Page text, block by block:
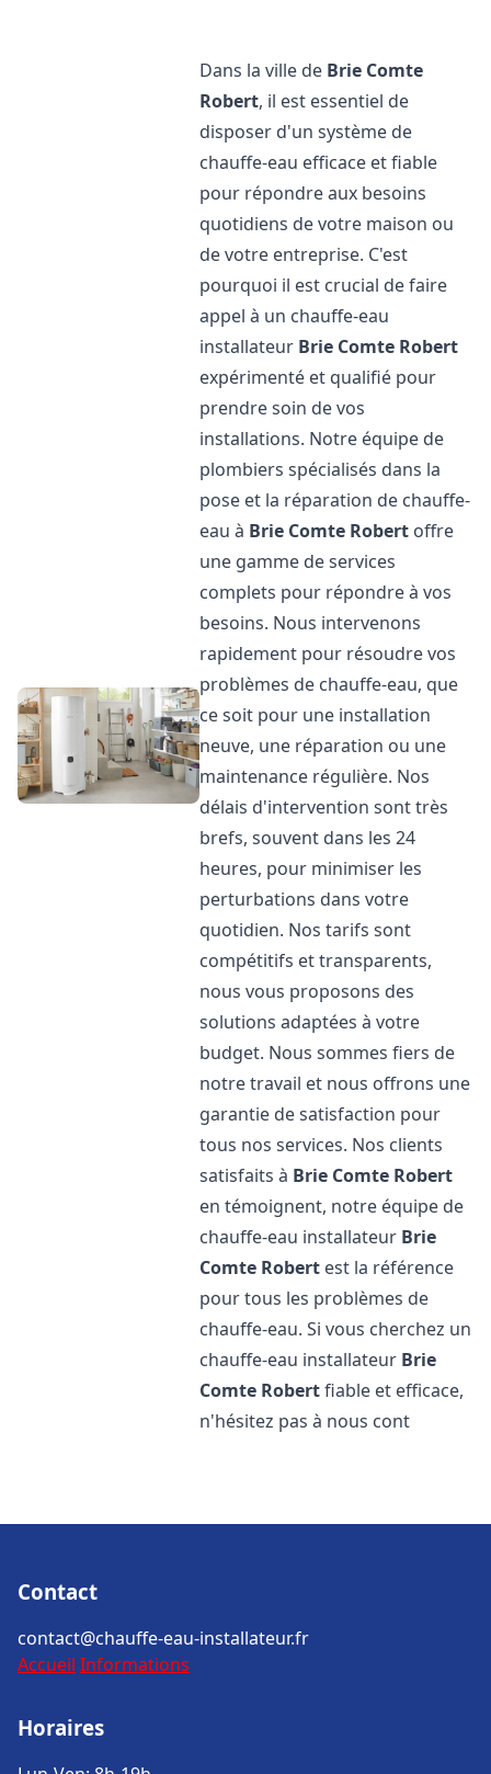
Dans la ville de Brie Comte
Robert, il est essentiel de
disposer d'un système de
chauffe-eau efficace et fiable
pour répondre aux besoins
quotidiens de votre maison ou
de votre entreprise. C'est
pourquoi il est crucial de faire
appel à un chauffe-eau
installateur Brie Comte Robert
expérimenté et qualifié pour
prendre soin de vos
installations. Notre équipe de
plombiers spécialisés dans la
pose et la réparation de chauffe-
eau à Brie Comte Robert offre
une gamme de services
complets pour répondre à vos
besoins. Nous intervenons
rapidement pour résoudre vos
problèmes de chauffe-eau, que
ce soit pour une installation
neuve, une réparation ou une
maintenance régulière. Nos
délais d'intervention sont très
brefs, souvent dans les 24
heures, pour minimiser les
perturbations dans votre
quotidien. Nos tarifs sont
compétitifs et transparents,
nous vous proposons des
solutions adaptées à votre
budget. Nous sommes fiers de
notre travail et nous offrons une
garantie de satisfaction pour
tous nos services. Nos clients
satisfaits à Brie Comte Robert
en témoignent, notre équipe de
chauffe-eau installateur Brie
Comte Robert est la référence
pour tous les problèmes de
chauffe-eau. Si vous cherchez un
chauffe-eau installateur Brie
Comte Robertfiable et efficace,
n'hésitez pas à nous cont
Contact
contact@chauffe-eau-installateur.fr
Accueil Informations
Horaires